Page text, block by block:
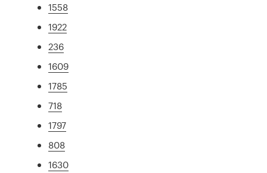
1558
1922
236
1609
1785
718
1797
808
1630